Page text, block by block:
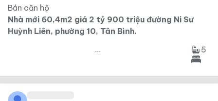
Bán căn hộ
Nhà mới 60,4m2 giá 2 tỷ 900 triệu đường Ni Sư
Huỳnh Liên, phường 10, Tân Bình.
... 5